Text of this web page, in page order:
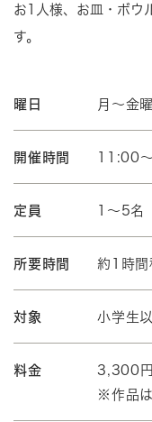
お1人様、お皿・ボウ
す。
曜日 月～金
開催時間 11:00
定員 1～5名
所要時間 約1時間
対象 小学生
料金
3,300円
※作品は